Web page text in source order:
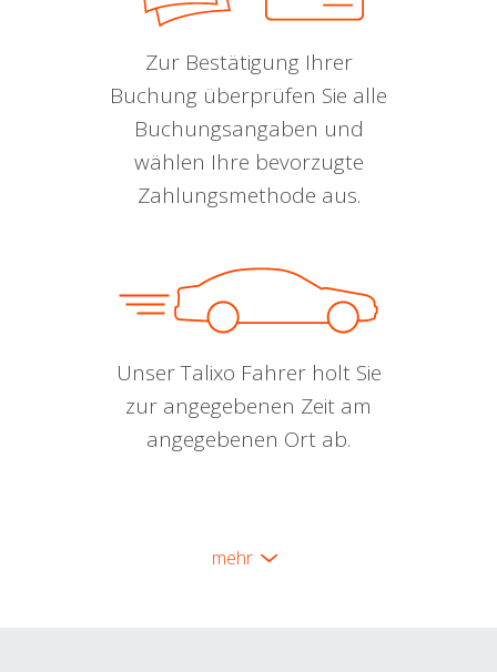
Zur Bestätigung Ihrer
Buchung überprüfen Sie alle
Buchungsangaben und
wählen Ihre bevorzugte
Zahlungsmethode aus.
Unser Talixo Fahrer holt Sie
zur angegebenen Zeit am
angegebenen Ort ab.
mehr